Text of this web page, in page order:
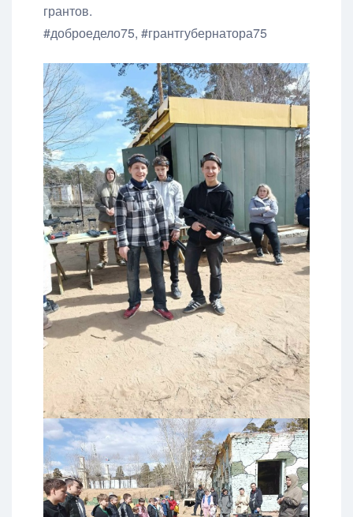
грантов.
#доброедело75, #грантгубернатора75